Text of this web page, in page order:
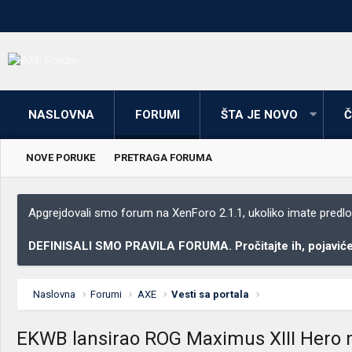
NASLOVNA FORUMI ŠTA JE NOVO
NOVE PORUKE PRETRAGA FORUMA
Apgrejdovali smo forum na XenForo 2.1.1, ukoliko imate
DEFINISALI SMO PRAVILA FORUMA. Pročitajte ih,
Naslovna Forumi AXE Vesti sa portala
EKWB lansirao ROG Maximus XIII Hero